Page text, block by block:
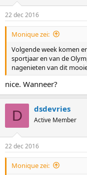
22 dec 2016
Monique zei:
Volgende week komen
sportjaar en van de
nagenieten van dit
nice. Wanneer?
D dsdevries
Active Member
22 dec 2016
Monique zei: